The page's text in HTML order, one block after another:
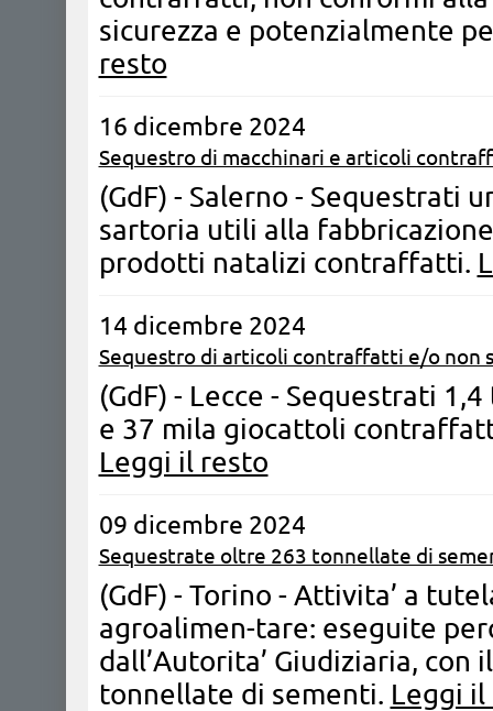
sicurezza e potenzialmente
resto
16 dicembre 2024
Sequestro di macchinari e articoli
(GdF) - Salerno - Sequestrati
sartoria utili alla
prodotti natalizi contraffatti.
14 dicembre 2024
Sequestro di articoli contraffatti e/o non
(GdF) - Lecce - Sequestrati
e 37 mila giocattoli
Leggi il resto
09 dicembre 2024
Sequestrate oltre 263 tonnellate di
(GdF) - Torino - Attivita’ a
agroalimen-tare: eseguite
dall’Autorita’ Giudiziaria,
tonnellate di sementi. Leggi